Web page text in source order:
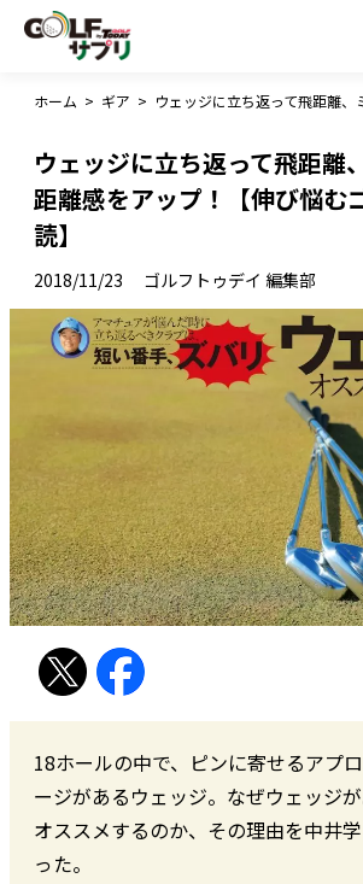
ホーム > ギア >
ウェッジに立ち返って飛距離
距離感をアップ！【伸び悩む
読】
2018/11/23 ゴルフトゥデイ 編集部
18ホールの中で、ピンに寄せるアプ
ージがあるウェッジ。なぜウェッジ
オススメするのか、その理由を中井
った。